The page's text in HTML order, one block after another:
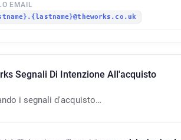
EMAIL
Segnali Di Intenzione All'acquisto
i segnali d'acquisto…